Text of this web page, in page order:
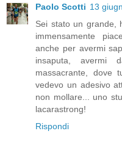
Paolo Scotti 13
Sei stato un grande,
immensamente
anche per avermi
insaputa, avermi
massacrante, dove
vedevo un adesivo
non mollare... uno
lacarastrong!
Rispondi